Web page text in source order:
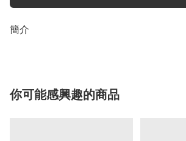
簡介
你可能感興趣的商品